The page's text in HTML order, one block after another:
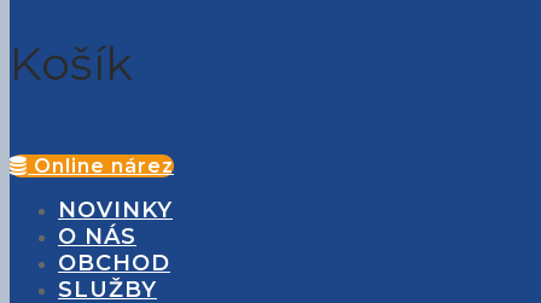
Košík
Online nárez
NOVINKY
O NÁS
OBCHOD
SLUŽBY